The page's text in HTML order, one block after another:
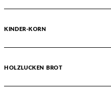
KINDER-KORN
HOLZLUCKEN BROT